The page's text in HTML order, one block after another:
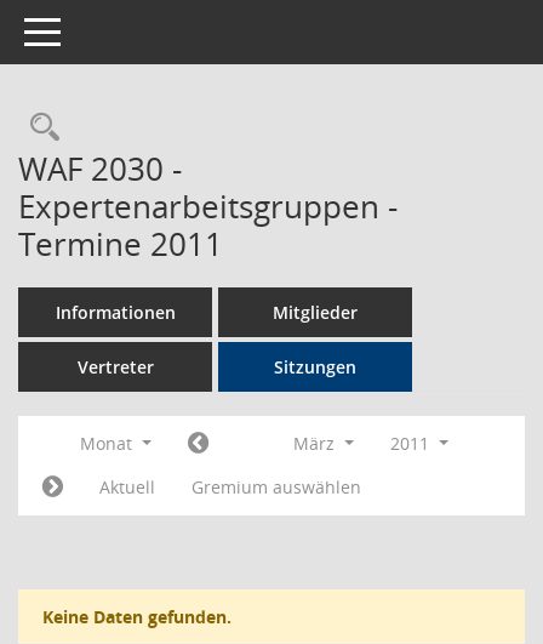
Toggle navigation
Rechercheauswahl
WAF 2030 -
Expertenarbeitsgruppen -
Termine 2011
Informationen Mitglieder
Vertreter Sitzungen
Monat März
2011
Aktuell
Gremium auswählen
Keine Daten gefunden.